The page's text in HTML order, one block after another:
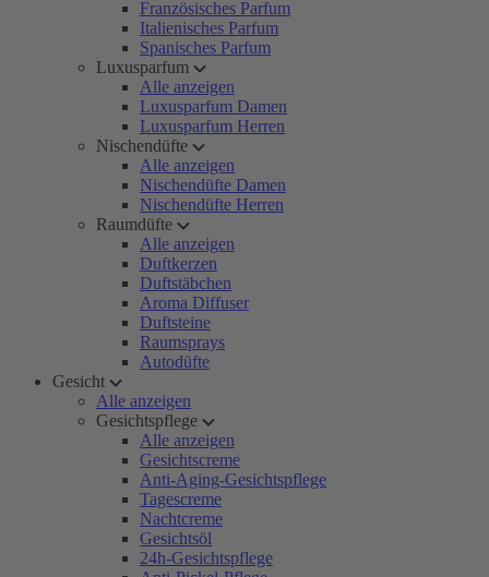
Französisches Parfum
Italienisches Parfum
Spanisches Parfum
Luxusparfum
Alle anzeigen
Luxusparfum Damen
Luxusparfum Herren
Nischendüfte
Alle anzeigen
Nischendüfte Damen
Nischendüfte Herren
Raumdüfte
Alle anzeigen
Duftkerzen
Duftstäbchen
Aroma Diffuser
Duftsteine
Raumsprays
Autodüfte
Gesicht
Alle anzeigen
Gesichtspflege
Alle anzeigen
Gesichtscreme
Anti-Aging-Gesichtspflege
Tagescreme
Nachtcreme
Gesichtsöl
24h-Gesichtspflege